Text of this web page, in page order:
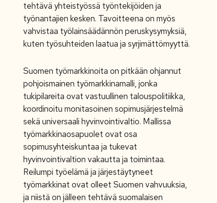
tehtävä yhteistyössä työntekijöiden ja
työnantajien kesken. Tavoitteena on myös
vahvistaa työlainsäädännön peruskysymyksiä,
kuten työsuhteiden laatua ja syrjimättömyyttä.
Suomen työmarkkinoita on pitkään ohjannut
pohjoismainen työmarkkinamalli, jonka
tukipilareita ovat vastuullinen talouspolitiikka,
koordinoitu monitasoinen sopimusjärjestelmä
sekä universaali hyvinvointivaltio. Mallissa
työmarkkinaosapuolet ovat osa
sopimusyhteiskuntaa ja tukevat
hyvinvointivaltion vakautta ja toimintaa.
Reilumpi työelämä ja järjestäytyneet
työmarkkinat ovat olleet Suomen vahvuuksia,
ja niistä on jälleen tehtävä suomalaisen